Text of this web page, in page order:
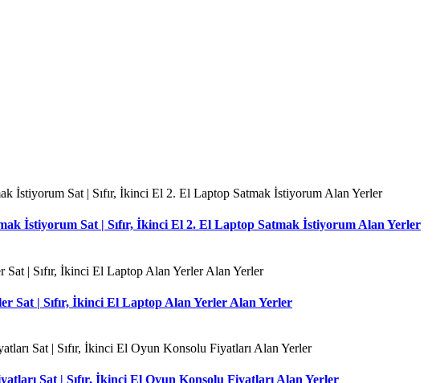
İstiyorum Sat | Sıfır, İkinci El 2. El Laptop Satmak İstiyorum Alan Yerler
Sat | Sıfır, İkinci El Laptop Alan Yerler Alan Yerler
Sat | Sıfır, İkinci El Oyun Konsolu Fiyatları Alan Yerler